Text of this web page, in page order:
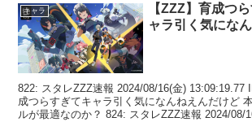
キャラ
【ZZZ】育成つ
ャラ引く気にな
822: スタレZZZ速報 2024/08/16(金) 13:09:19.77
成つらすぎてキャラ引く気になんねえんだけど
ルが最適なのか？ 824: スタレZZZ速報 2024/08/